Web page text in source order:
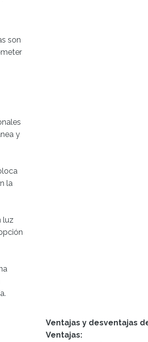
son
y
la
luz
Ventajas y desventajas
Ventajas: